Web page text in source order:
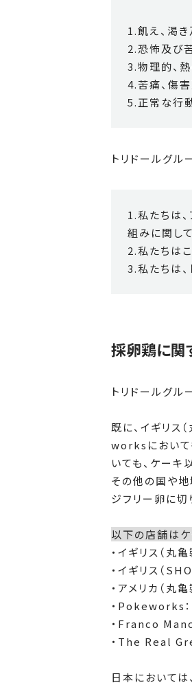
1.飢え、渇
2.恐怖及び
3.物理的、
4.苦痛、傷
5.正常な行
トリドールグ
1.私たちは
組みに関し
2.私たちは
3.私たちは
採卵鶏に関
トリドールグル
既に、イギリス
worksにおいて
いても、ケー
その他の国や地
ジフリー卵に切
以下の店舗はケ
・イギリス（丸
・イギリス（
・アメリカ（丸
・Pokeworks
・Franco
・The Real
日本において